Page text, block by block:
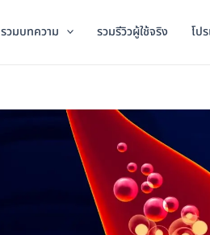
รวมบทความ รวมรีวิวผู้ใช้จริง โป